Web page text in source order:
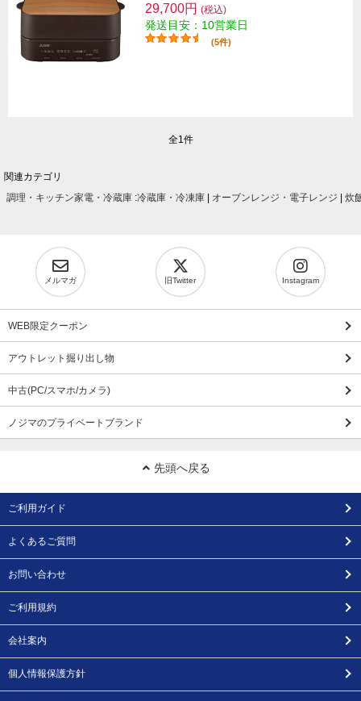
29,700円 (税込)
発送目安：10営業日
(5件)
全1件
関連カテゴリ
調理・キッチン家電・冷蔵庫 :冷蔵庫・冷凍庫 | オーブンレンジ・電子レンジ | 炊
メルマガ 旧Twitter Instagram
WEB限定クーポン
アウトレット掘り出し物
中古(PC/スマホ/カメラ)
ノジマのプライベートブランド
先頭へ戻る
ご利用ガイド
よくあるご質問
お問い合わせ
ご利用規約
会社案内
個人情報保護方針